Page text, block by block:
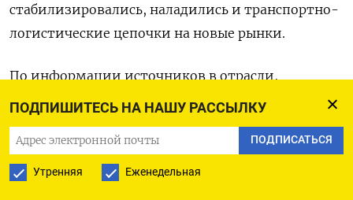
ПОДПИШИТЕСЬ НА НАШУ РАССЫЛКУ
ПОДПИСАТЬСЯ
Утренняя Еженедельная
стабилизировались, наладились и транспортно-
логистические цепочки на новые рынки.
По информации источников в отрасли,
стоимость доставки российской нефти на НПЗ в
Индии, крупнейшем покупателе Urals, упала,
поскольку все больше судовладельцев готовы
работать с производителями РФ, позволяя им